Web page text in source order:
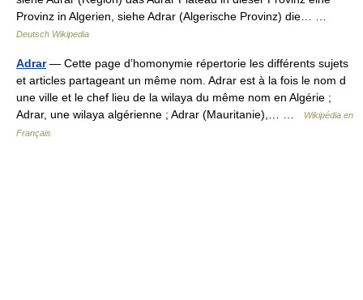
Provinz in Algerien, siehe Adrar (Algerische Provinz) die… …
Deutsch Wikipedia
Adrar— Cette page d’homonymie répertorie les différents sujets
et articles partageant un même nom. Adrar est à la fois le nom d
une ville et le chef lieu de la wilaya du même nom en Algérie ;
Adrar, une wilaya algérienne ; Adrar (Mauritanie),… …
Wikipédia en
Français